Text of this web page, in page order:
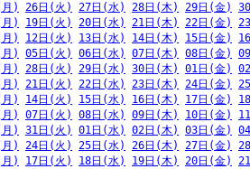
) 26日(火) 27日(水) 28日(木) 29日(金)
) 19日(火) 20日(水) 21日(木) 22日(金)
) 12日(火) 13日(水) 14日(木) 15日(金)
) 05日(火) 06日(水) 07日(木) 08日(金)
) 28日(火) 29日(水) 30日(木) 01日(金)
) 21日(火) 22日(水) 23日(木) 24日(金)
) 14日(火) 15日(水) 16日(木) 17日(金)
) 07日(火) 08日(水) 09日(木) 10日(金)
) 31日(火) 01日(水) 02日(木) 03日(金)
) 24日(火) 25日(水) 26日(木) 27日(金)
) 17日(火) 18日(水) 19日(木) 20日(金)